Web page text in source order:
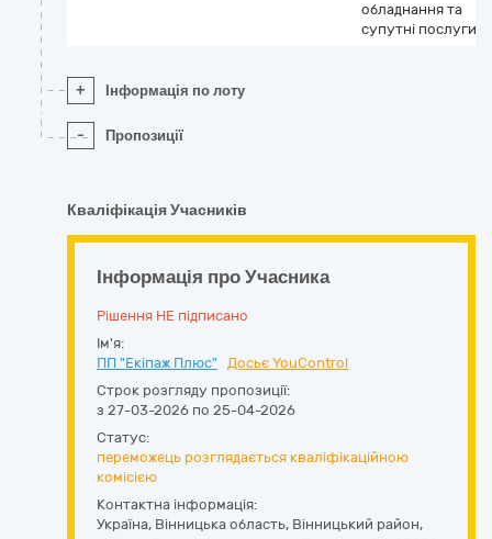
обладнання та
супутні послуги
+ Інформація по лоту
- Пропозиції
Кваліфікація Учасників
Інформація про Учасника
Рішення НЕ підписано
Ім'я:
ПП "Екіпаж Плюс"
Досьє YouControl
Строк розгляду пропозиції:
з 27-03-2026 по 25-04-2026
Статус:
переможець розглядається кваліфікаційною
комісією
Контактна інформація:
Україна, Вінницька область, Вінницький район,